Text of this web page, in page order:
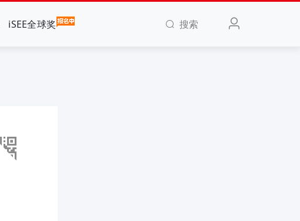
iSEE全球奖 搜索